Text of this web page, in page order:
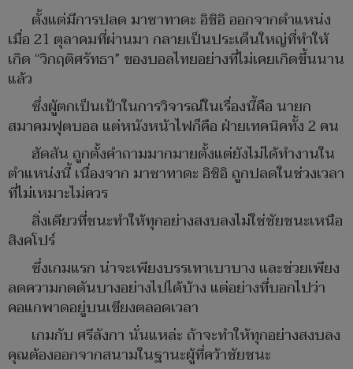
ตั้งแต่มีการปลด มาซาทาดะ อิชิอิ ออกจากตำแหน่ง
เมื่อ 21 ตุลาคมที่ผ่านมา กลายเป็นประเด็นใหญ่ที่ทำให้
เกิด “วิกฤติศรัทธา” ของบอลไทยอย่างที่ไม่เคยเกิดขึ้นนาน
แล้ว
ซึ่งผู้ตกเป็นเป้าในการวิจารณ์ในเรื่องนี้คือ นายก
สมาคมฟุตบอล แต่หนังหน้าไฟก็คือ ฝ่ายเทคนิคทั้ง 2 คน
ฮัดสัน ถูกตั้งคำถามมากมายตั้งแต่ยังไม่ได้ทำงานใน
ตำแหน่งนี้ เนื่องจาก มาซาทาดะ อิชิอิ ถูกปลดในช่วงเวลา
ที่ไม่เหมาะไม่ควร
สิ่งเดียวที่ชนะทำให้ทุกอย่างสงบลงไม่ใช่ชัยชนะเหนือ
สิงคโปร์
ซึ่งเกมแรก น่าจะเพียงบรรเทาเบาบาง และช่วยเพียง
ลดความกดดันบางอย่างไปได้บ้าง แต่อย่างที่บอกไปว่า
คอแกพาดอยู่บนเขียงตลอดเวลา
เกมกับ ศรีลังกา นั่นแหล่ะ ถ้าจะทำให้ทุกอย่างสงบลง
คุณต้องออกจากสนามในฐานะผู้ที่คว้าชัยชนะ